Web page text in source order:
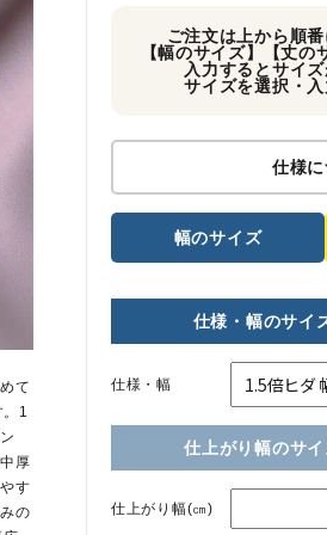
ご注文は上から順
【幅のサイズ】【丈の
入力するとサイ
サイズを選択・入
仕様
幅のサイズ
仕様・幅のサイ
仕様・幅
仕上がり幅のサイ
仕上がり幅(㎝)
て
1
厚
す
の